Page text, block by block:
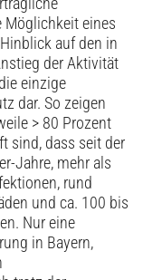
Möglichkeit eines
auf den in
der Aktivität
einzige
dar. So zeigen
> 80 Prozent
sind, dass seit der
Jahre, mehr als
rund
und ca. 100 bis
Nur eine
in Bayern,